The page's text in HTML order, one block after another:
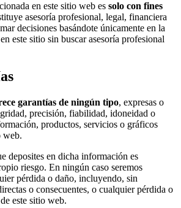
en este sitio web es solo con fines
asesoría profesional, legal, financiera
decisiones basándote únicamente en la
este sitio sin buscar asesoría profesional
garantías de ningún tipo, expresas o
precisión, fiabilidad, idoneidad o
productos, servicios o gráficos
web.
deposites en dicha información es
riesgo. En ningún caso seremos
pérdida o daño, incluyendo, sin
o consecuentes, o cualquier pérdida o
este sitio web.